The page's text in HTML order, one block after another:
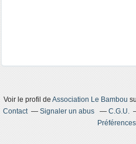
Voir le profil de Association Le Bambou
Contact
Signaler un abus C.G.U.